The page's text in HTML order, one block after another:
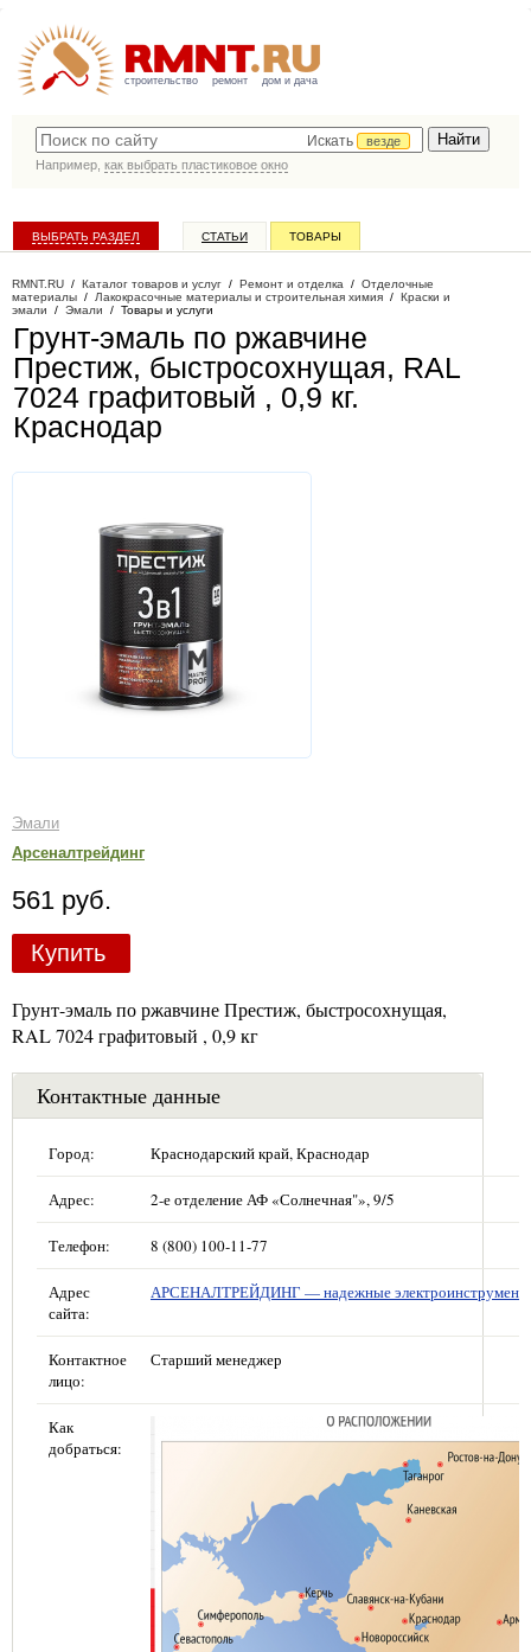
строительство ремонт дом и дача
Искать
везде
Например, как выбрать пластиковое окно
ВЫБРАТЬ РАЗДЕЛ СТАТЬИ ТОВАРЫ
RMNT.RU / Каталог товаров и услуг / Ремонт и отделка / Отделочные
материалы / Лакокрасочные материалы и строительная химия / Краски и
эмали / Эмали / Товары и услуги
Грунт-эмаль по ржавчине
Престиж, быстросохнущая, RAL
7024 графитовый , 0,9 кг.
Краснодар
Эмали
Арсеналтрейдинг
561 руб.
Купить
Грунт-эмаль по ржавчине Престиж, быстросохнущая,
RAL 7024 графитовый , 0,9 кг
Контактные данные
Город: Краснодарский край, Краснодар
Адрес: 2-е отделение АФ «Солнечная"», 9/5
Телефон: 8 (800) 100-11-77
Адрес
сайта:
АРСЕНАЛТРЕЙДИНГ — надежные
Контактное
лицо:
Старший менеджер
Как
добраться: